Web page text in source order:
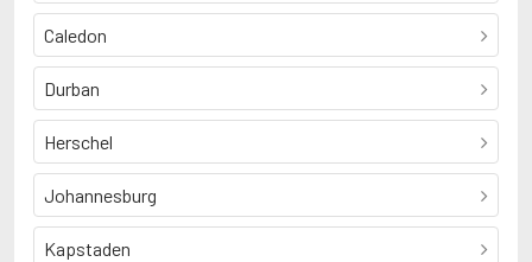
Caledon
Durban
Herschel
Johannesburg
Kapstaden